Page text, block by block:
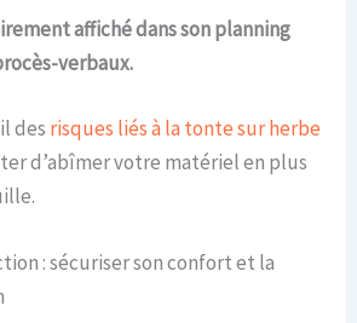
affiché dans son planning
verbaux.
des risques liés à la tonte sur herbe
d’abîmer votre matériel en plus
: sécuriser son confort et la